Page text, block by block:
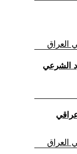
العراق
العراق